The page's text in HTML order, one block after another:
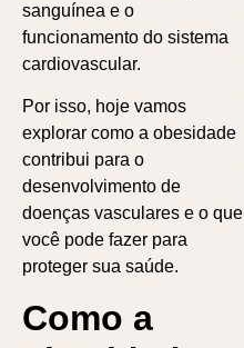
sanguínea e o
funcionamento do sistema
cardiovascular.
Por isso, hoje vamos
explorar como a obesidade
contribui para o
desenvolvimento de
doenças vasculares e o que
você pode fazer para
proteger sua saúde.
Como a